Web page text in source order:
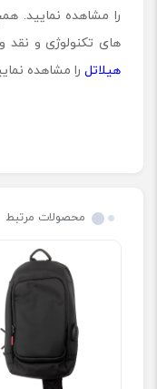
را مشاهده نمایید.
های تکنولوژی و
هیلاتل را مشاهده
محصولات مرتبط